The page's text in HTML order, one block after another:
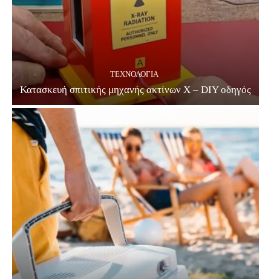
ΤΕΧΝΟΛΟΓΊΑ
Κατασκευή σπιτικής μηχανής ακτίνων Χ – DIY οδηγός